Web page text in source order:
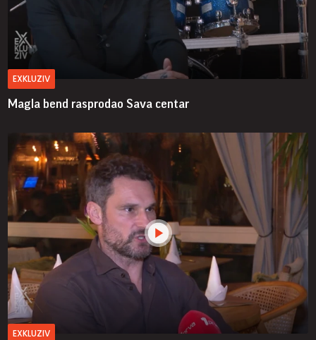
EXKLUZIV
Magla bend rasprodao Sava centar
EXKLUZIV